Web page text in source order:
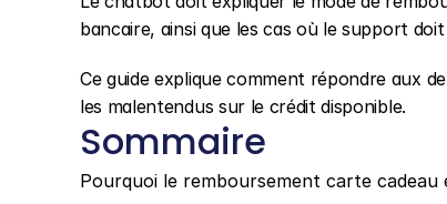
bancaire, ainsi que les cas où le support
Ce guide explique comment répondre aux
les malentendus sur le crédit disponible.
Sommaire
Pourquoi le remboursement carte cadeau